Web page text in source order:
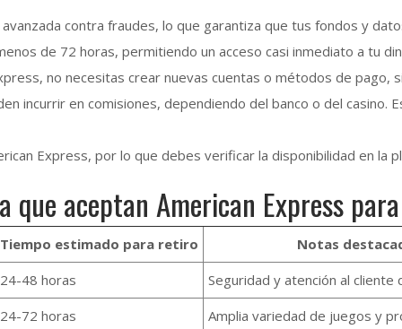
contra fraudes, lo que garantiza que tus fondos y
de 72 horas, permitiendo un acceso casi inmediato a tu
no necesitas crear nuevas cuentas o métodos de pago,
incurrir en comisiones, dependiendo del banco o del
Express, por lo que debes verificar la disponibilidad en la
que aceptan American Express
Tiempo estimado para retiro
Notas
24-48 horas
Seguridad y atención al cliente
24-72 horas
Amplia variedad de juegos y